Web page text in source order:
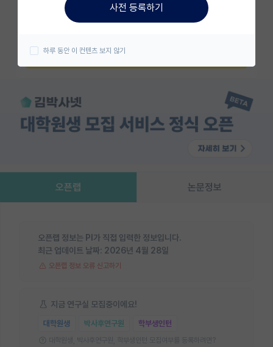
재팬라운지 🌸
오픈랩 논문정보
오픈랩 정보는 PI가 직접 입력한 정보입니다.
최근 업데이트 날짜: 2026년 4월 28일
오픈랩 정보 오류 신고하기
지금 연구실 모집중이에요!
대학원생 박사후연구원 학부생인턴
대학원생, 박사후연구원, 학부생인턴 모집여부를 등록하려면?
사전 등록하기
하루 동안 이 컨텐츠 보지 않기
카카오 계정과 연동하여 김박사넷의
카카오로 시작하기